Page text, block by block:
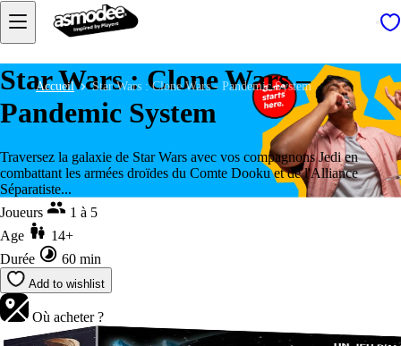
Accueil Star Wars : Clone Wars - Pandemic System
Star Wars : Clone Wars –
Pandemic System
Traversez la galaxie de Star Wars avec vos compagnons Jedi en
combattant les armées droïdes du Comte Dooku et de l'Alliance
Séparatiste...
Joueurs
1 à 5
Age
14+
Durée
60 min
Add to wishlist
Où acheter ?